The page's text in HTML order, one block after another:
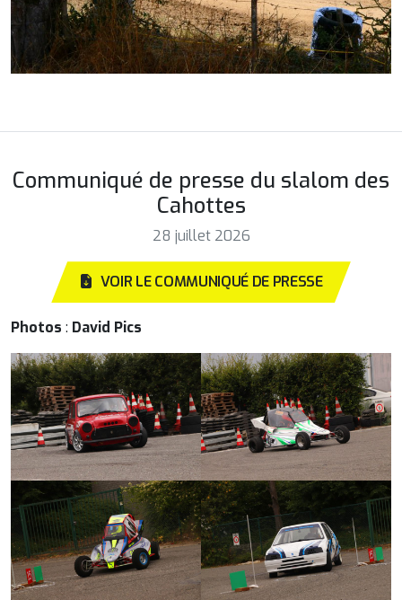
Communiqué de presse du slalom des
Cahottes
28 juillet 2026
VOIR LE COMMUNIQUÉ DE PRESSE
Photos : David Pics